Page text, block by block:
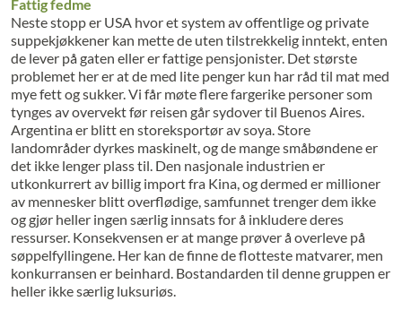
Fattig fedme
Neste stopp er USA hvor et system av offentlige og private
suppekjøkkener kan mette de uten tilstrekkelig inntekt, enten
de lever på gaten eller er fattige pensjonister. Det største
problemet her er at de med lite penger kun har råd til mat med
mye fett og sukker. Vi får møte flere fargerike personer som
tynges av overvekt før reisen går sydover til Buenos Aires.
Argentina er blitt en storeksportør av soya. Store
landområder dyrkes maskinelt, og de mange småbøndene er
det ikke lenger plass til. Den nasjonale industrien er
utkonkurrert av billig import fra Kina, og dermed er millioner
av mennesker blitt overflødige, samfunnet trenger dem ikke
og gjør heller ingen særlig innsats for å inkludere deres
ressurser. Konsekvensen er at mange prøver å overleve på
søppelfyllingene. Her kan de finne de flotteste matvarer, men
konkurransen er beinhard. Bostandarden til denne gruppen er
heller ikke særlig luksuriøs.